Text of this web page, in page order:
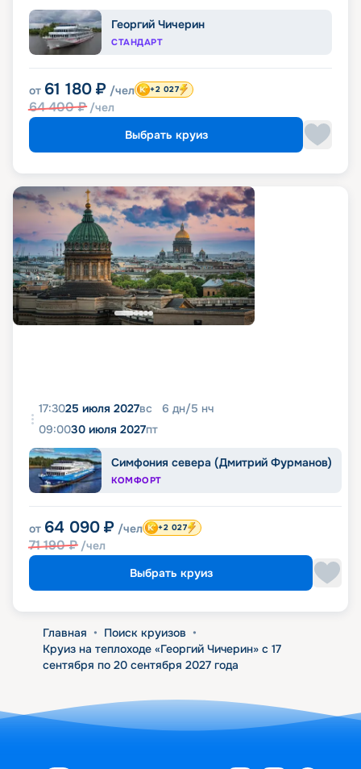
Георгий Чичерин
СТАНДАРТ
от 61 180 ₽ /чел
64 400₽ /чел
+2 027
Выбрать круиз
17:3025 июля 2027вс 6 дн/5 нч
09:0030 июля 2027пт
Симфония севера (Дмитрий Фурманов)
КОМФОРТ
от 64 090 ₽ /чел
71 190₽ /чел
+2 027
Выбрать круиз
Главная • Поиск круизов •
Круиз на теплоходе «Георгий Чичерин» с 17
сентября по 20 сентября 2027 года